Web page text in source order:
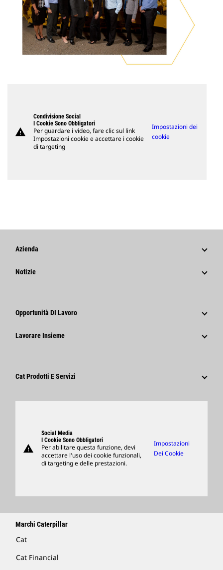
warning
Condivisione Social
I Cookie Sono Obbligatori
Per guardare i video, fare clic sul link
Impostazioni cookie e accettare i cookie
di targeting
Impostazioni dei
cookie
Azienda
Strategia
Codice Di Condotta
Innovazione
Notizie
Comunicati Stampa Aziendali
Opportunità DI Lavoro
Perché Caterpillar?
Lavorare Insieme
Fornitori
Cat Prodotti E Servizi
Support
Merchandising
Trova Un Dealer
warning
Social Media
I Cookie Sono Obbligatori
Per abilitare questa funzione, devi
accettare l'uso dei cookie funzionali,
di targeting e delle prestazioni.
Impostazioni
Dei Cookie
Marchi Caterpillar
Cat
Cat Financial